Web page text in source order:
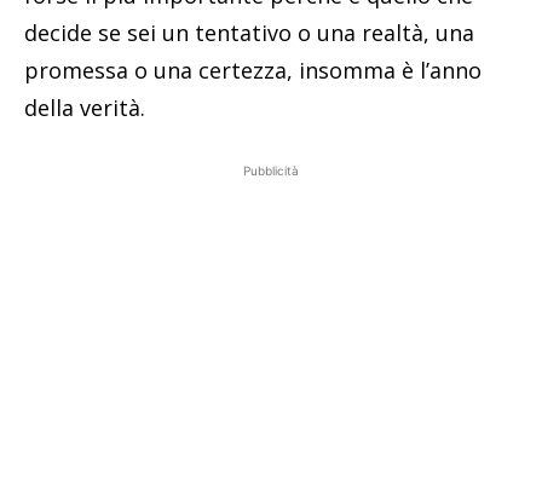
decide se sei un tentativo o una realtà, una
promessa o una certezza, insomma è l’anno
della verità.
Pubblicità